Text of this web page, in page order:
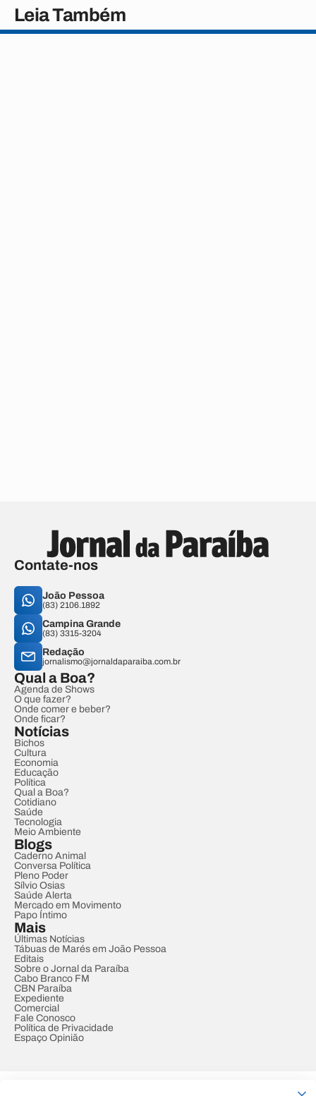
Leia Também
Contate-nos
João Pessoa
(83) 2106.1892
Campina Grande
(83) 3315-3204
Redação
jornalismo@jornaldaparaiba.com.br
Qual a Boa?
Agenda de Shows
O que fazer?
Onde comer e beber?
Onde ficar?
Notícias
Bichos
Cultura
Economia
Educação
Política
Qual a Boa?
Cotidiano
Saúde
Tecnologia
Meio Ambiente
Blogs
Caderno Animal
Conversa Política
Pleno Poder
Sílvio Osias
Saúde Alerta
Mercado em Movimento
Papo Íntimo
Mais
Últimas Notícias
Tábuas de Marés em João Pessoa
Editais
Sobre o Jornal da Paraíba
Cabo Branco FM
CBN Paraíba
Expediente
Comercial
Fale Conosco
Política de Privacidade
Espaço Opinião